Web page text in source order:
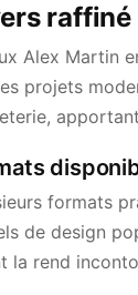
Alex Martin
projets
formats
de design
la rend